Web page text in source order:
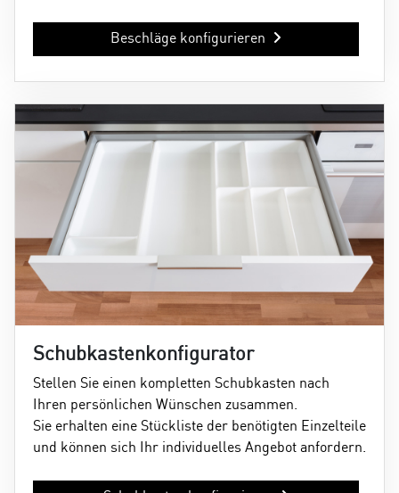
Beschläge konfigurieren
Schubkastenkonfigurator
Stellen Sie einen kompletten Schubkasten nach
Ihren persönlichen Wünschen zusammen.
Sie erhalten eine Stückliste der benötigten Einzelteile
und können sich Ihr individuelles Angebot anfordern.